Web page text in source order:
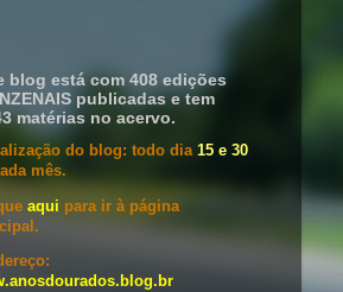
blog está com 408 edições
publicadas e tem
matérias no acervo.
do blog: todo dia 15 e 30
mês.
aqui para ir à página